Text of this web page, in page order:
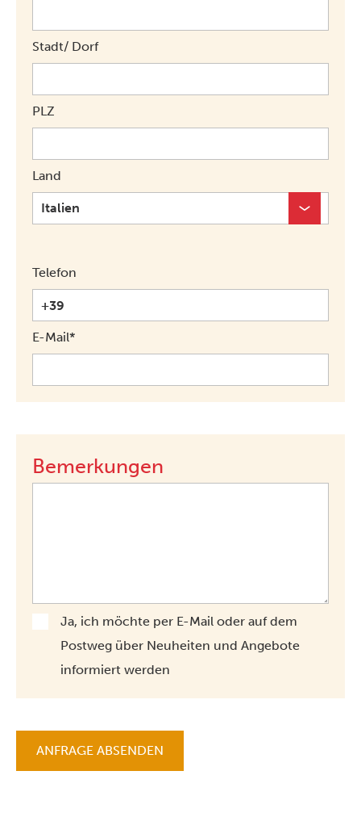
Stadt/ Dorf
PLZ
Land
Telefon
E-Mail*
Bemerkungen
Ja, ich möchte per E-Mail oder auf dem
Postweg über Neuheiten und Angebote
informiert werden